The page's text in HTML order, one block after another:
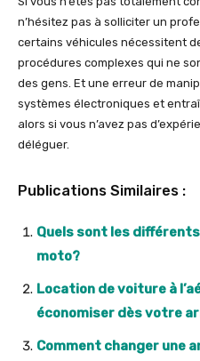
n’hésitez pas à solliciter un
certains véhicules nécessitent
procédures complexes qui ne
des gens. Et une erreur de
systèmes électroniques et
alors si vous n’avez pas
déléguer.
Publications Similaires :
Quels sont les
moto?
Location de voiture à
économiser dès votre
Comment changer une